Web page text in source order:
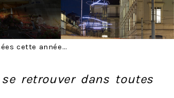
cette année…
se retrouver dans toutes